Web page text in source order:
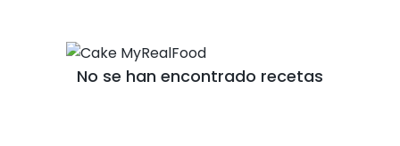
No se han encontrado recetas